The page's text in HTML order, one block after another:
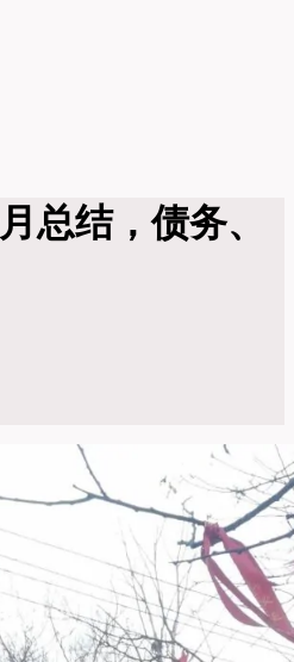
总结，债务、